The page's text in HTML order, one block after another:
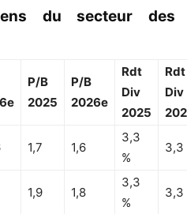
du secteur des
P/B
2025
P/B
2026e
Rdt
Div
2025
Rdt
Div
1,7 1,6
3,3
%
3,3
1,9 1,8
3,3
%
3,3